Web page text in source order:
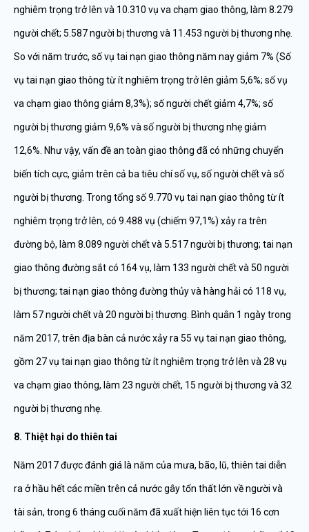
nghiêm trọng trở lên và 10.310 vụ va chạm giao thông, làm 8.279
người chết; 5.587 người bị thương và 11.453 người bị thương nhẹ.
So với năm trước, số vụ tai nạn giao thông năm nay giảm 7% (Số
vụ tai nạn giao thông từ ít nghiêm trọng trở lên giảm 5,6%; số vụ
va chạm giao thông giảm 8,3%); số người chết giảm 4,7%; số
người bị thương giảm 9,6% và số người bị thương nhẹ giảm
12,6%. Như vậy, vấn đề an toàn giao thông đã có những chuyển
biến tích cực, giảm trên cả ba tiêu chí số vụ, số người chết và số
người bị thương. Trong tổng số 9.770 vụ tai nạn giao thông từ ít
nghiêm trọng trở lên, có 9.488 vụ (chiếm 97,1%) xảy ra trên
đường bộ, làm 8.089 người chết và 5.517 người bị thương; tai nạn
giao thông đường sắt có 164 vụ, làm 133 người chết và 50 người
bị thương; tai nạn giao thông đường thủy và hàng hải có 118 vụ,
làm 57 người chết và 20 người bị thương. Bình quân 1 ngày trong
năm 2017, trên địa bàn cả nước xảy ra 55 vụ tai nạn giao thông,
gồm 27 vụ tai nạn giao thông từ ít nghiêm trọng trở lên và 28 vụ
va chạm giao thông, làm 23 người chết, 15 người bị thương và 32
người bị thương nhẹ.
8. Thiệt hại do thiên tai
Năm 2017 được đánh giá là năm của mưa, bão, lũ, thiên tai diễn
ra ở hầu hết các miền trên cả nước gây tổn thất lớn về người và
tài sản, trong 6 tháng cuối năm đã xuất hiện liên tục tới 16 cơn